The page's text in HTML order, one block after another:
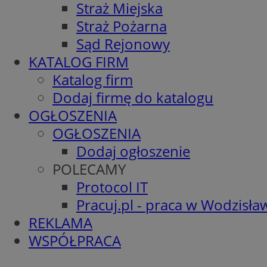
Straż Miejska
Straż Pożarna
Sąd Rejonowy
KATALOG FIRM
Katalog firm
Dodaj firmę do katalogu
OGŁOSZENIA
OGŁOSZENIA
Dodaj ogłoszenie
POLECAMY
Protocol IT
Pracuj.pl - praca w
REKLAMA
WSPÓŁPRACA